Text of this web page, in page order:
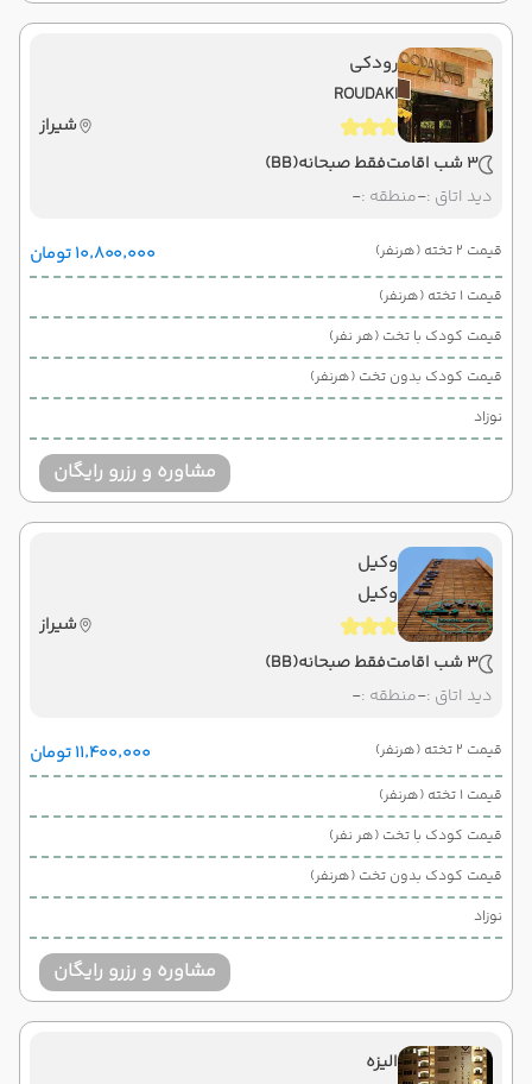
رودکی
ROUDAKI
شیراز
3 شب اقامت
فقط صبحانه(BB)
دید اتاق :-منطقه :-
قیمت 2 تخته (هرنفر) ۱۰٬۸۰۰٬۰۰۰ تومان
قیمت 1 تخته (هرنفر)
قیمت کودک با تخت (هر نفر)
قیمت کودک بدون تخت (هرنفر)
نوزاد
مشاوره و رزرو رایگان
وکیل
وکیل
شیراز
3 شب اقامت
فقط صبحانه(BB)
دید اتاق :-منطقه :-
قیمت 2 تخته (هرنفر) ۱۱٬۴۰۰٬۰۰۰ تومان
قیمت 1 تخته (هرنفر)
قیمت کودک با تخت (هر نفر)
قیمت کودک بدون تخت (هرنفر)
نوزاد
مشاوره و رزرو رایگان
الیزه